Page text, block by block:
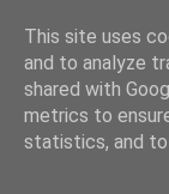
contenido
principal
This site uses
and to analyze
shared with
metrics to
statistics, and